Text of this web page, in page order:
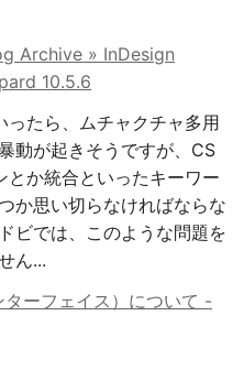
Archive » InDesign
10.5.6
たら、ムチャクチャ多用
動が起きそうですが、CS
とか統合といったキーワー
か思い切らなければならな
ビでは、このような問題を
ん...
ーフェイス）について -